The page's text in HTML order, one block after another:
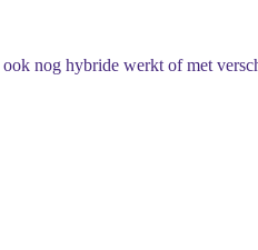
nog hybride werkt of met